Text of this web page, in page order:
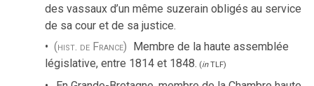
des vassaux d’un même suzerain obligés au service
de sa cour et de sa justice.
(hist. de France) Membre de la haute assemblée
législative, entre 1814 et 1848. (inTLF)